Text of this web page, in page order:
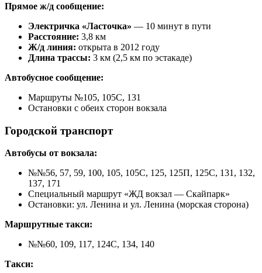
Прямое ж/д сообщение:
Электричка «Ласточка» — 10 минут в пути
Расстояние: 3,8 км
Ж/д линия: открыта в 2012 году
Длина трассы: 3 км (2,5 км по эстакаде)
Автобусное сообщение:
Маршруты №105, 105С, 131
Остановки с обеих сторон вокзала
Городской транспорт
Автобусы от вокзала:
№№56, 57, 59, 100, 105, 105С, 125, 125П, 125С, 131, 132,
137, 171
Специальный маршрут «ЖД вокзал — Скайпарк»
Остановки: ул. Ленина и ул. Ленина (морская сторона)
Маршрутные такси:
№№60, 109, 117, 124С, 134, 140
Такси: